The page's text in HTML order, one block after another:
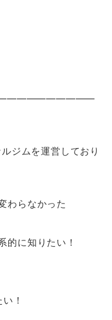
ジムを運営しており
わらなかった
的に知りたい！
！